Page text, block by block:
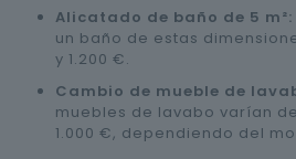
Alicatado de baño de 5 m²:
un baño de estas
y 1.200 €.
Cambio de mueble de
muebles de lavabo varían
1.000 €, dependiendo del